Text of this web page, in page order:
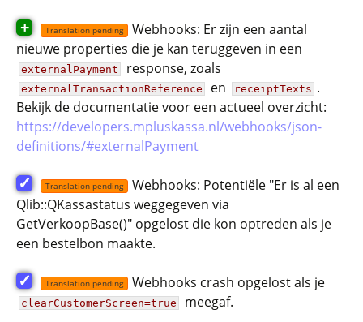
+ Translation pending
Webhooks: Er zijn een aantal
nieuwe properties die je kan teruggeven in een
externalPayment response, zoals
externalTransactionReference en receiptTexts .
Bekijk de documentatie voor een actueel overzicht:
https://developers.mpluskassa.nl/webhooks/json-
definitions/#externalPayment
✓ Translation pending
Webhooks: Potentiële "Er is al een
Qlib::QKassastatus weggegeven via
GetVerkoopBase()" opgelost die kon optreden als je
een bestelbon maakte.
✓ Translation pending Webhooks crash opgelost als je
clearCustomerScreen=true meegaf.